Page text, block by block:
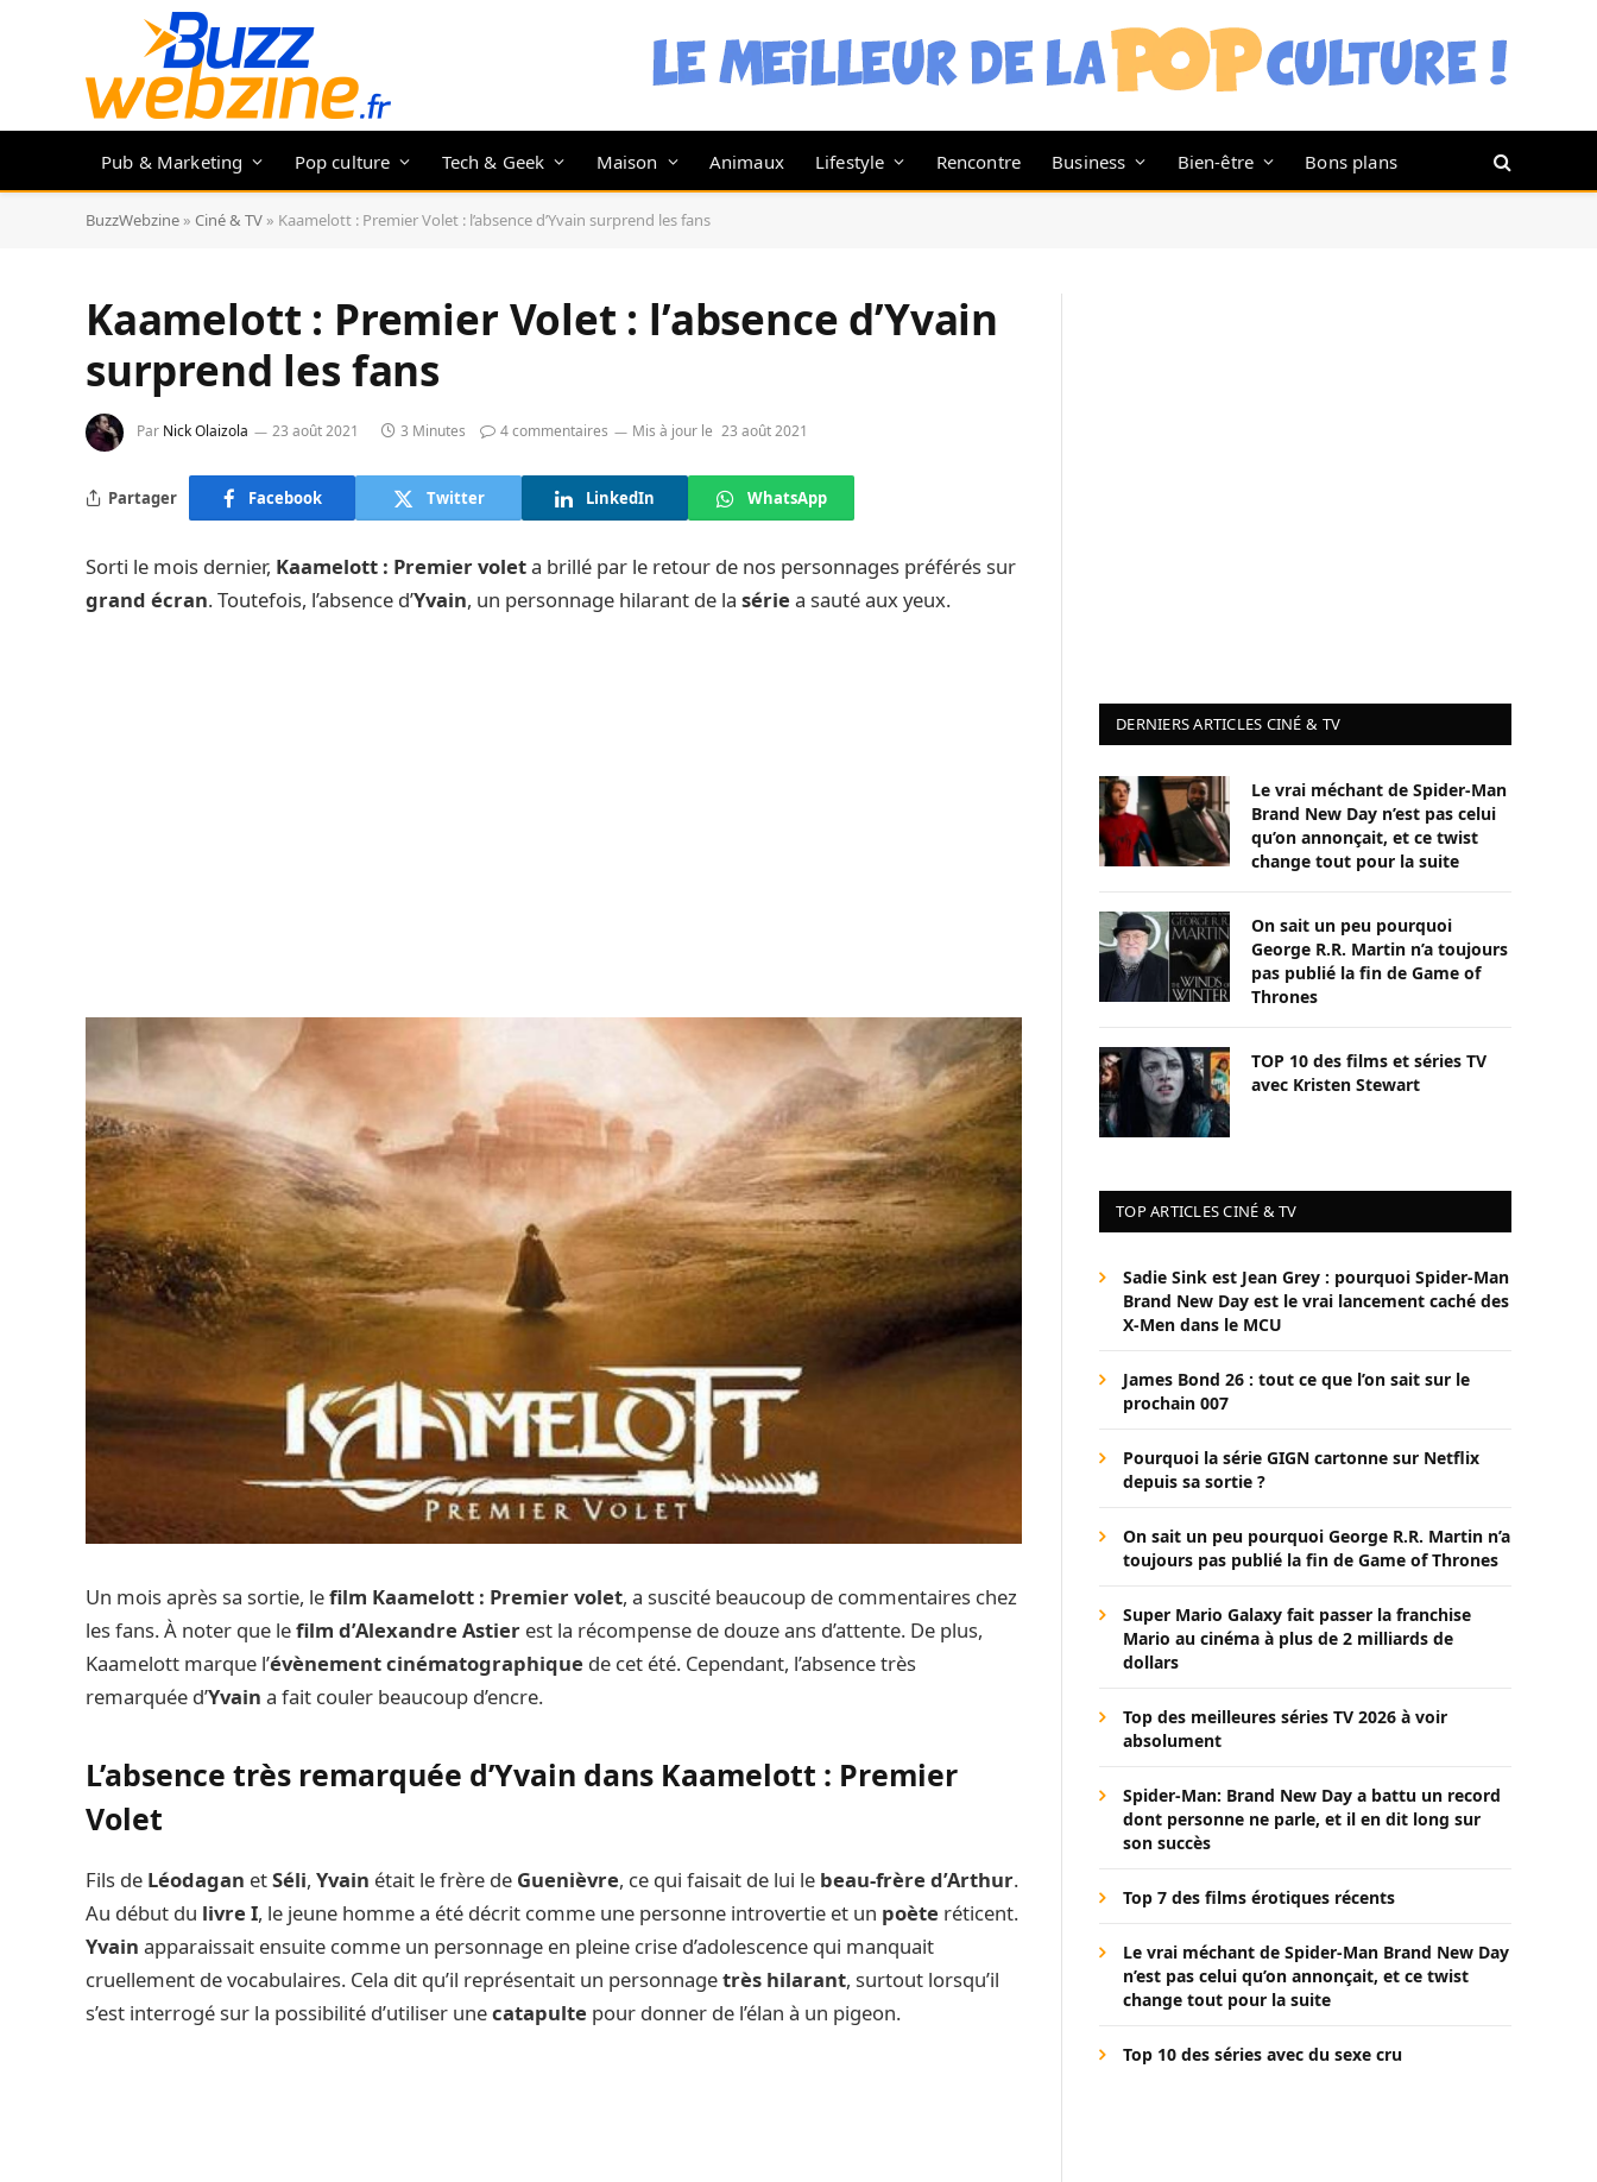
Pub & Marketing Pop culture Tech & Geek Maison Animaux Lifestyle Rencontre Business Bien-être Bons plans
BuzzWebzine » Ciné & TV » Kaamelott : Premier Volet : l’absence d’Yvain surprend les fans
Kaamelott : Premier Volet : l’absence d’Yvain
surprend les fans
Par Nick Olaizola 23 août 2021 3 Minutes 4 commentaires Mis à jour le 23 août 2021
Partager Facebook Twitter LinkedIn WhatsApp
Sorti le mois dernier, Kaamelott : Premier voleta brillé par le retour de nos personnages préférés sur
grand écran. Toutefois, l’absence d’Yvain, un personnage hilarant de la série a sauté aux yeux.
Un mois après sa sortie, lefilm Kaamelott : Premier volet, a suscité beaucoup de commentaires chez
les fans. À noter que lefilm d’Alexandre Astier est la récompense de douze ans d’attente. De plus,
Kaamelott marque l’évènement cinématographique de cet été. Cependant, l’absence très
remarquée d’Yvain a fait couler beaucoup d’encre.
L’absence très remarquée d’Yvain dans Kaamelott : Premier
Volet
Fils de Léodagan etSéli, Yvain était le frère de Guenièvre, ce qui faisait de lui le beau-frère d’Arthur.
Au début du livre I, le jeune homme a été décrit comme une personne introvertie et un poète réticent.
Yvain apparaissait ensuite comme un personnage en pleine crise d’adolescence qui manquait
cruellement de vocabulaires. Cela dit qu’il représentait un personnagetrès hilarant, surtout lorsqu’il
s’est interrogé sur la possibilité d’utiliser unecatapulte pour donner de l’élan à un pigeon.
DERNIERS ARTICLES CINÉ & TV
Le vrai méchant de Spider-Man
Brand New Day n’est pas celui
qu’on annonçait, et ce twist
change tout pour la suite
On sait un peu pourquoi
George R.R. Martin n’a toujours
pas publié la fin de Game of
Thrones
TOP 10 des films et séries TV
avec Kristen Stewart
TOP ARTICLES CINÉ & TV
Sadie Sink est Jean Grey : pourquoi Spider-Man
Brand New Day est le vrai lancement caché des
X-Men dans le MCU
James Bond 26 : tout ce que l’on sait sur le
prochain 007
Pourquoi la série GIGN cartonne sur Netflix
depuis sa sortie ?
On sait un peu pourquoi George R.R. Martin n’a
toujours pas publié la fin de Game of Thrones
Super Mario Galaxy fait passer la franchise
Mario au cinéma à plus de 2 milliards de
dollars
Top des meilleures séries TV 2026 à voir
absolument
Spider-Man: Brand New Day a battu un record
dont personne ne parle, et il en dit long sur
son succès
Top 7 des films érotiques récents
Le vrai méchant de Spider-Man Brand New Day
n’est pas celui qu’on annonçait, et ce twist
change tout pour la suite
Top 10 des séries avec du sexe cru